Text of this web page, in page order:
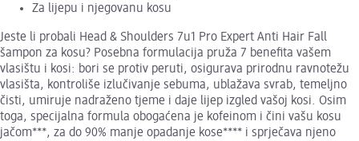
Za lijepu i njegovanu kosu
Jeste li probali Head & Shoulders 7u1 Pro Expert Anti Hair Fall
šampon za kosu? Posebna formulacija pruža 7 benefita vašem
vlasištu i kosi: bori se protiv peruti, osigurava prirodnu ravnotežu
vlasišta, kontroliše izlučivanje sebuma, ublažava svrab, temeljno
čisti, umiruje nadraženo tjeme i daje lijep izgled vašoj kosi. Osim
toga, specijalna formula obogaćena je kofeinom i čini vašu kosu
jačom***, za do 90% manje opadanje kose**** i sprječava njeno